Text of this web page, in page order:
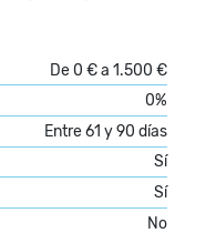
De 0 € a 1.500 €
0%
Entre 61 y 90 días
Sí
Sí
No